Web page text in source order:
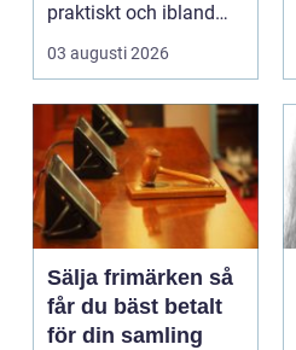
praktiskt och ibland
också mer br...
03 augusti 2026
Sälja frimärken så
får du bäst betalt
för din samling